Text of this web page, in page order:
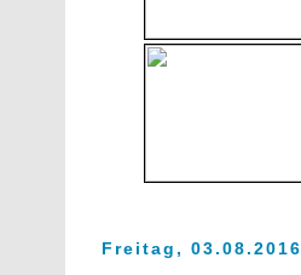
Freitag, 03.08.2016